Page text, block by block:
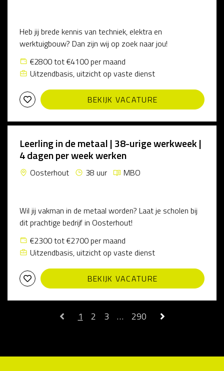
Heb jij brede kennis van techniek, elektra en
werktuigbouw? Dan zijn wij op zoek naar jou!
€2800 tot €4100 per maand
Uitzendbasis, uitzicht op vaste dienst
BEKIJK VACATURE
Leerling in de metaal | 38-urige werkweek |
4 dagen per week werken
Oosterhout 38 uur MBO
Wil jij vakman in de metaal worden? Laat je scholen bij
dit prachtige bedrijf in Oosterhout!
€2300 tot €2700 per maand
Uitzendbasis, uitzicht op vaste dienst
BEKIJK VACATURE
1 2 3 … 290